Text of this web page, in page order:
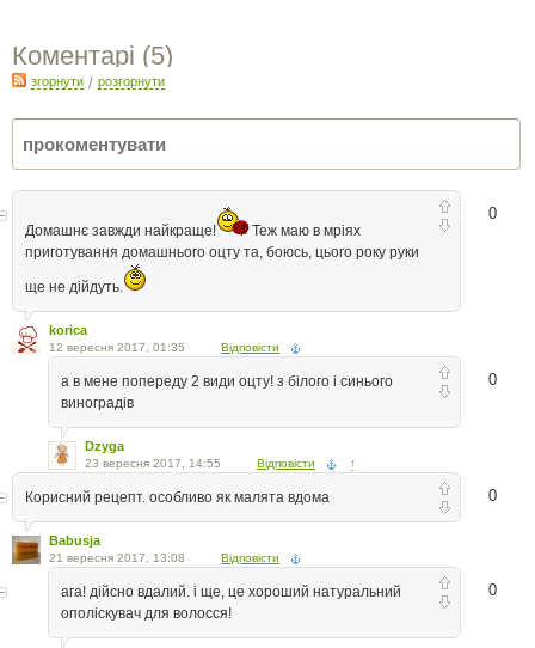
Коментарі (5)
згорнути / розгорнути
0
Домашнє завжди найкраще!
Теж маю в мріях
приготування домашнього оцту та, боюсь, цього року руки
ще не дійдуть.
korica
12 вересня 2017, 01:35 Відповісти
0
а в мене попереду 2 види оцту! з білого і синього
виноградів
Dzyga
23 вересня 2017, 14:55 Відповісти ↑
0
Корисний рецепт. особливо як малята вдома
Babusja
21 вересня 2017, 13:08 Відповісти
0
ага! дійсно вдалий. і ще, це хороший натуральний
ополіскувач для волосся!